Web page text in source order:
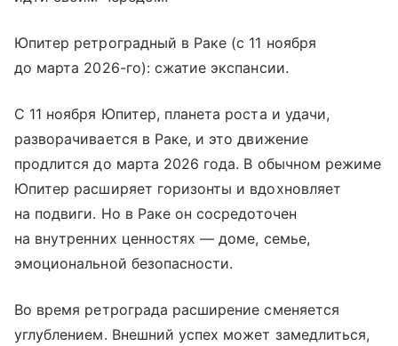
Юпитер ретроградный в Раке (с 11 ноября
до марта 2026-го): сжатие экспансии.
С 11 ноября Юпитер, планета роста и удачи,
разворачивается в Раке, и это движение
продлится до марта 2026 года. В обычном режиме
Юпитер расширяет горизонты и вдохновляет
на подвиги. Но в Раке он сосредоточен
на внутренних ценностях — доме, семье,
эмоциональной безопасности.
Во время ретрограда расширение сменяется
углублением. Внешний успех может замедлиться,